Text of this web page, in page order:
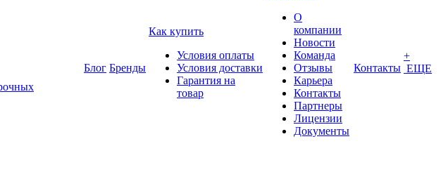
Блог Бренды
Как купить
Условия оплаты
Условия доставки
Гарантия на
товар
О
компании
Новости
Команда
Отзывы
Карьера
Контакты
Партнеры
Лицензии
Документы
Контакты
+
ЕЩЕ